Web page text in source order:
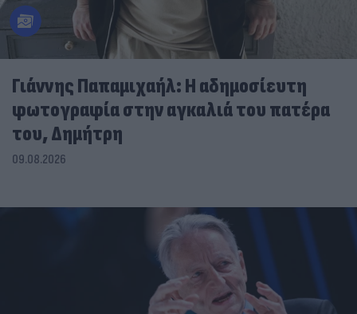
Γιάννης Παπαμιχαήλ: Η αδημοσίευτη
φωτογραφία στην αγκαλιά του πατέρα
του, Δημήτρη
09.08.2026